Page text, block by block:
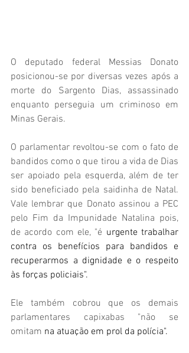
O deputado federal Messias Donato
posicionou-se por diversas vezes após a
morte do Sargento Dias, assassinado
enquanto perseguia um criminoso em
Minas Gerais.
O parlamentar revoltou-se com o fato de
bandidos como o que tirou a vida de Dias
ser apoiado pela esquerda, além de ter
sido beneficiado pela saidinha de Natal.
Vale lembrar que Donato assinou a PEC
pelo Fim da Impunidade Natalina pois,
de acordo com ele, "é urgente trabalhar
contra os benefícios para bandidos e
recuperarmos a dignidade e o respeito
às forças policiais".
Ele também cobrou que os demais
parlamentares capixabas "não se
omitam na atuação em prol da polícia".